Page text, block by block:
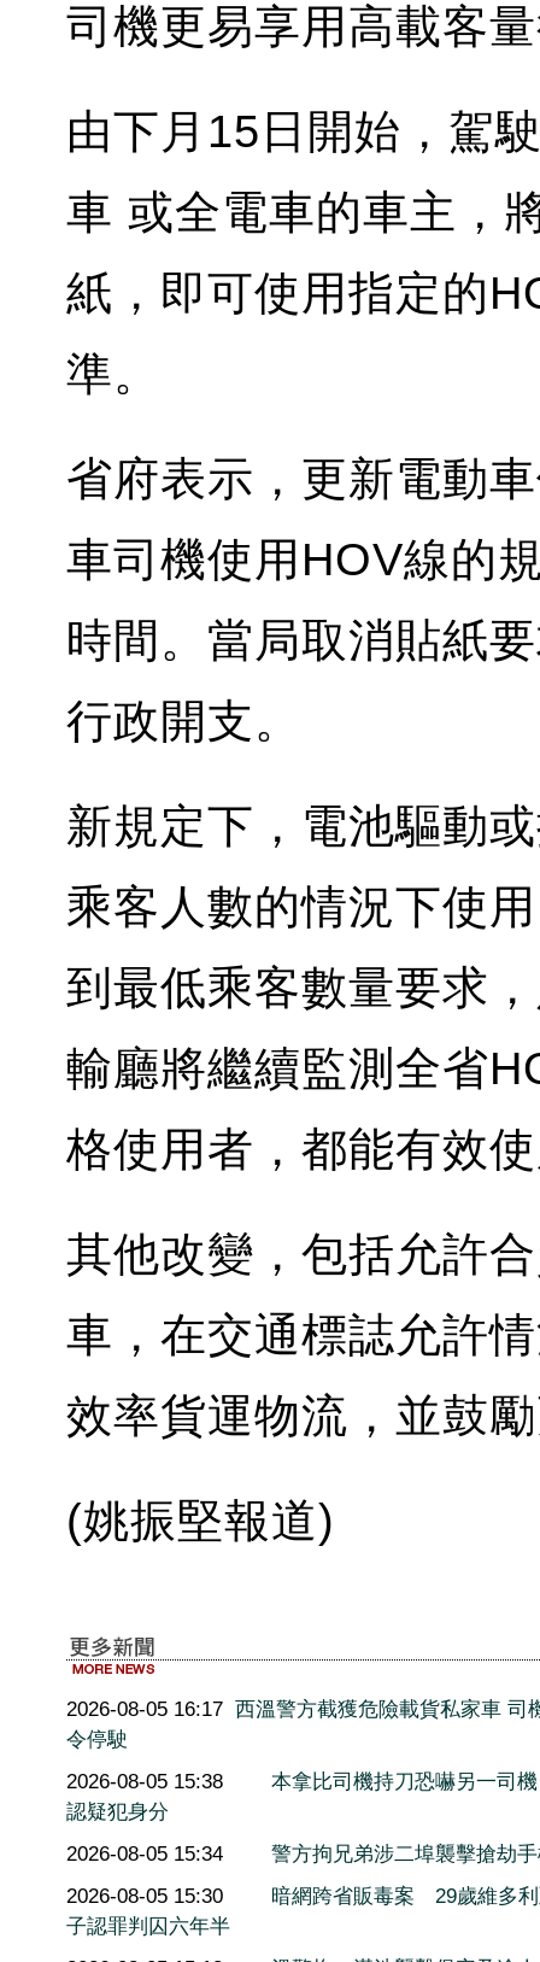
司機更易享用高載客
由下月15日開始，駕
車 或全電車的車主，
紙，即可使用指定的
準。
省府表示，更新電動
車司機使用HOV線的
時間。當局取消貼紙
行政開支。
新規定下，電池驅動
乘客人數的情況下使
到最低乘客數量要求
輸廳將繼續監測全省
格使用者，都能有效
其他改變，包括允許
車，在交通標誌允許
效率貨運物流，並鼓
(姚振堅報道)
2026-08-05 16:17 西溫警方截獲危險載貨私家車 司
令停駛
2026-08-05 15:38
本拿比司機持刀恐嚇另一司
認疑犯身分
2026-08-05 15:34
警方拘兄弟涉二埠襲擊搶劫
2026-08-05 15:30
暗網跨省販毒案 29歲維多
子認罪判囚六年半